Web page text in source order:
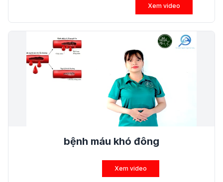
Xem video
bệnh máu khó đông
Xem video